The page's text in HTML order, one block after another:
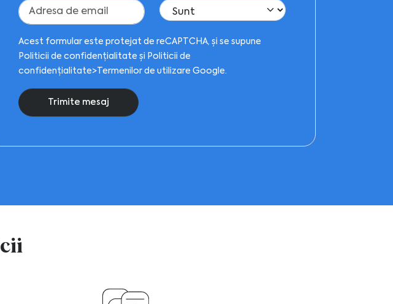
Acest formular este protejat de reCAPTCHA, și se supune
Politicii de confidențialitate și Politicii de
confidențialitate>Termenilor de utilizare Google.
Trimite mesaj